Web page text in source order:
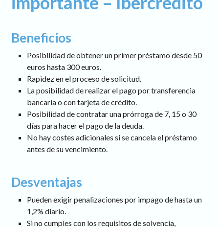
Beneficios
Posibilidad de obtener un primer préstamo desde 50
euros hasta 300 euros.
Rapidez en el proceso de solicitud.
La posibilidad de realizar el pago por transferencia
bancaria o con tarjeta de crédito.
Posibilidad de contratar una prórroga de 7, 15 o 30
días para hacer el pago de la deuda.
No hay costes adicionales si se cancela el préstamo
antes de su vencimiento.
Desventajas
Pueden exigir penalizaciones por impago de hasta un
1,2% diario.
Si no cumples con los requisitos de solvencia,